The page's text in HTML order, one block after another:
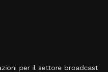
per il settore broadcast